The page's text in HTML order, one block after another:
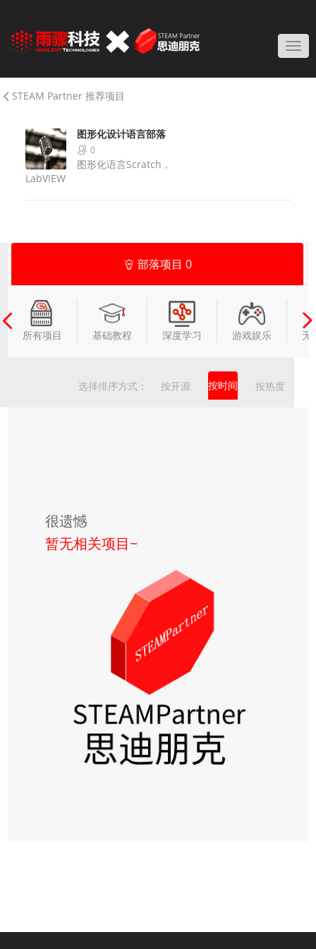
STEAM Partner 推荐项目
图形化设计语言部落
0
图形化语言Scratch，
LabVIEW
部落项目 0
所有项目 基础教程 深度学习 游戏娱乐 无
按热度
按时间
按开源
选择排序方式：
很遗憾
暂无相关项目~